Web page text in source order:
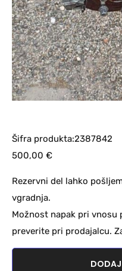
Šifra produkta:2387842
500,00 €
Rezervni del lahko
vgradnja.
Možnost napak pri vnosu
preverite pri prodajalcu.